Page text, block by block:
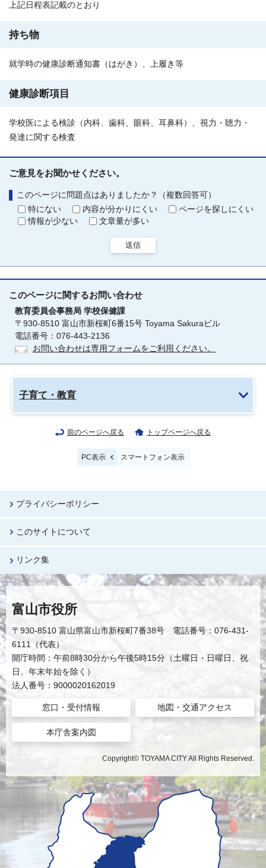
上記日程表記載のとおり
持ち物
就学時の健康診断通知書（はがき）、上履き等
健康診断項目
学校医による検診（内科、歯科、眼科、耳鼻科）、視力・聴力・
発達に関する検査
ご意見をお聞かせください。
このページに問題点はありましたか？（複数回答可）
特にない
内容が分かりにくい
ページを探しにくい
情報が少ない
文章量が多い
送信
このページに関するお問い合わせ
教育委員会事務局 学校保健課
〒930-8510 富山市新桜町6番15号 Toyama Sakuraビル
電話番号：076-443-2136
お問い合わせは専用フォームをご利用ください。
子育て・教育
前のページへ戻る トップページへ戻る
PC表示 スマートフォン表示
プライバシーポリシー
このサイトについて
リンク集
富山市役所
〒930-8510 富山県富山市新桜町7番38号 電話番号：076-431-
6111（代表）
開庁時間：午前8時30分から午後5時15分（土曜日・日曜日、祝
日、年末年始を除く）
法人番号：9000020162019
窓口・受付情報 地図・交通アクセス
本庁舎案内図
Copyright© TOYAMA CITY All Rights Reserved.